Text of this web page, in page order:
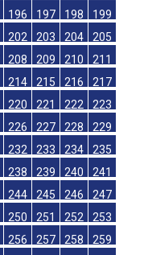
196 197 198
199
202 203 204
205
208 209 210
211
214 215 216
217
220 221 222
223
226 227 228
229
232 233 234
235
238 239 240
241
244 245 246
247
250 251 252
253
256 257 258
259